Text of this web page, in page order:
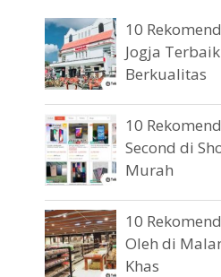
10
Jogja
Berkualitas
10
Second di
Murah
10
Oleh di
Khas